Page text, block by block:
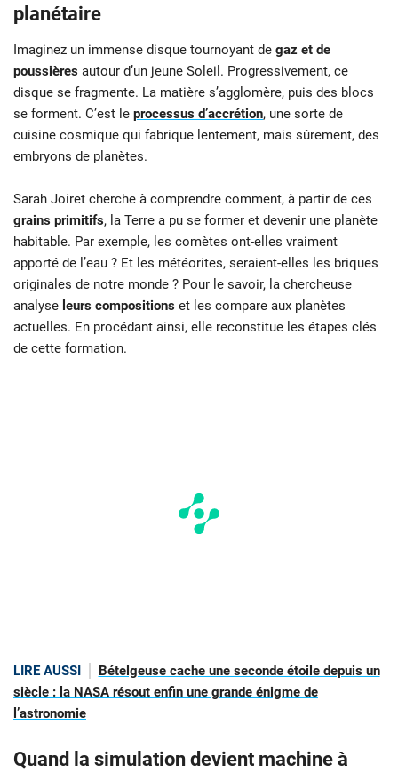
planétaire
Imaginez un immense disque tournoyant de gaz et de
poussières autour d’un jeune Soleil. Progressivement, ce
disque se fragmente. La matière s’agglomère, puis des blocs
se forment. C’est le processus d’accrétion, une sorte de
cuisine cosmique qui fabrique lentement, mais sûrement, des
embryons de planètes.
Sarah Joiret cherche à comprendre comment, à partir de ces
grains primitifs, la Terre a pu se former et devenir une planète
habitable. Par exemple, les comètes ont-elles vraiment
apporté de l’eau ? Et les météorites, seraient-elles les briques
originales de notre monde ? Pour le savoir, la chercheuse
analyse leurs compositions et les compare aux planètes
actuelles. En procédant ainsi, elle reconstitue les étapes clés
de cette formation.
LIRE AUSSI
Bételgeuse cache une seconde étoile depuis un
siècle : la NASA résout enfin une grande énigme de
l’astronomie
Quand la simulation devient machine à